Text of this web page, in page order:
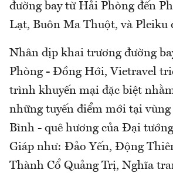
đường bay từ Hải Phòng đến
Lạt, Buôn Ma Thuột, và Pleiku
Nhân dịp khai trương đường
Phòng - Đồng Hới, Vietravel
trình khuyến mại đặc biệt
những tuyến điểm mới tại vùng
Bình - quê hương của Đại
Giáp như: Đảo Yến, Động
Thành Cổ Quảng Trị, Nghĩa